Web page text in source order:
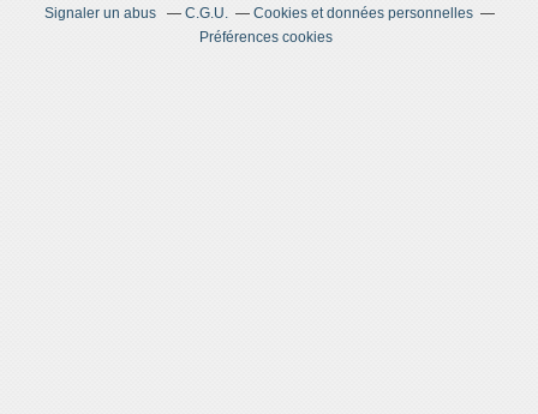
Signaler un abus C.G.U.
Cookies et données personnelles
Préférences cookies